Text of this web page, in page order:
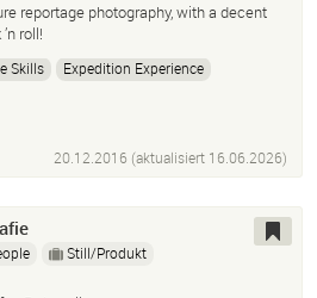
reportage photography, with a decent
roll!
Skills
Expedition Experience
Agency Experience
Editorial Experience
20.12.2016 (aktualisiert 16.06.2026)
Still/Produkt